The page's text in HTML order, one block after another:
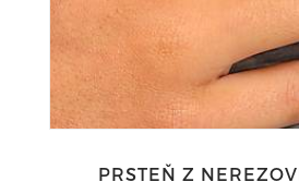
PRSTEŇ Z